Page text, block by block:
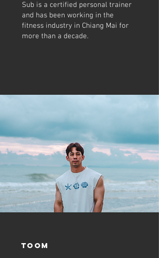
Sub is a certified personal trainer
and has been working in the
fitness industry in Chiang Mai for
more than a decade.
Toom